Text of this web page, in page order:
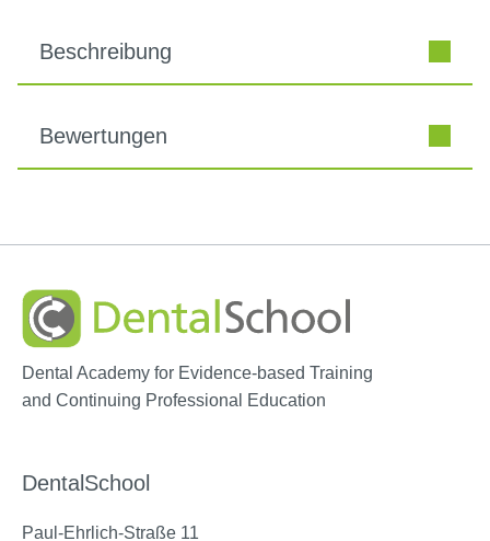
Beschreibung
Bewertungen
Dental Academy for Evidence-based Training
and Continuing Professional Education
DentalSchool
Paul-Ehrlich-Straße 11